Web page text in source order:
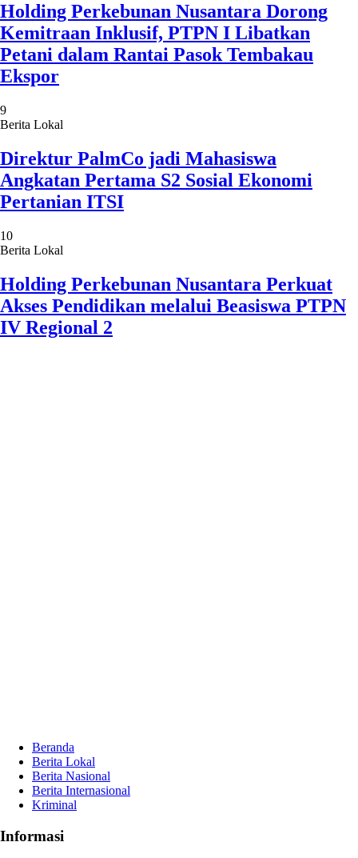
Holding Perkebunan Nusantara Dorong
Kemitraan Inklusif, PTPN I Libatkan
Petani dalam Rantai Pasok Tembakau
Ekspor
9
Berita Lokal
Direktur PalmCo jadi Mahasiswa
Angkatan Pertama S2 Sosial Ekonomi
Pertanian ITSI
10
Berita Lokal
Holding Perkebunan Nusantara Perkuat
Akses Pendidikan melalui Beasiswa PTPN
IV Regional 2
Beranda
Berita Lokal
Berita Nasional
Berita Internasional
Kriminal
Informasi